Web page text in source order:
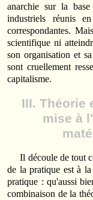
anarchie sur la
industriels réunis
correspondantes.
scientifique ni
son organisation et
sont cruellement
capitalisme.
III. Théorie
mise à
Il découle de tout
de la pratique est à
pratique : qu'aussi
combinaison de la